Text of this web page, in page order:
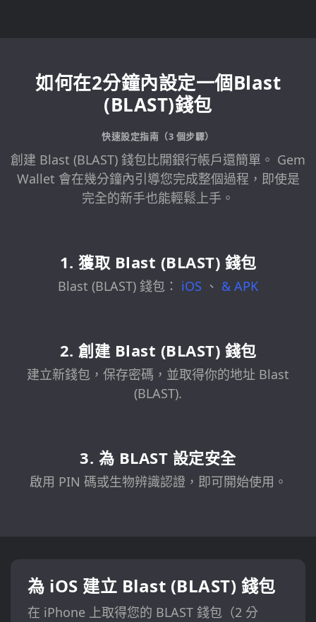
如何在2分鐘內設定一個Blast
(BLAST)錢包
快速設定指南（3 個步驟）
創建 Blast (BLAST) 錢包比開銀行帳戶還簡單。 Gem
Wallet 會在幾分鐘內引導您完成整個過程，即使是
完全的新手也能輕鬆上手。
1. 獲取 Blast (BLAST) 錢包
Blast (BLAST) 錢包： iOS 、 & APK
2. 創建 Blast (BLAST) 錢包
建立新錢包，保存密碼，並取得你的地址 Blast
(BLAST).
3. 為 BLAST 設定安全
啟用 PIN 碼或生物辨識認證，即可開始使用。
為 iOS 建立 Blast (BLAST) 錢包
在 iPhone 上取得您的 BLAST 錢包（2 分